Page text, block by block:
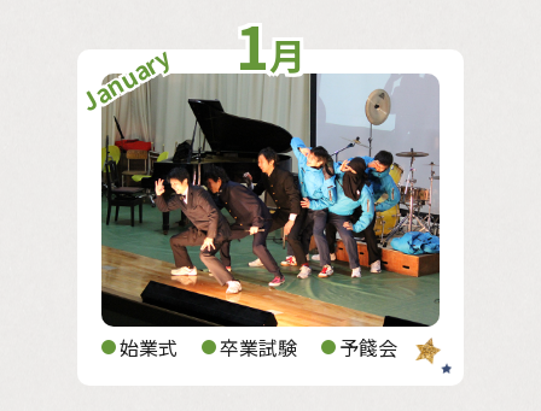
1月
January
始業式 卒業試験 予餞会